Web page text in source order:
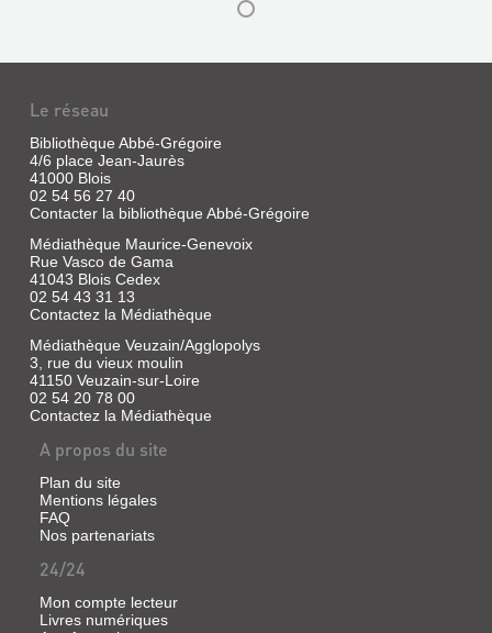
Livre
Lesueur,
|
A.
et
J.
Picard,
1969
Le réseau
Bibliothèque Abbé-Grégoire
4/6 place Jean-Jaurès
41000 Blois
02 54 56 27 40
Contacter la bibliothèque Abbé-Grégoire
Médiathèque Maurice-Genevoix
Rue Vasco de Gama
41043 Blois Cedex
02 54 43 31 13
Contactez la Médiathèque
Médiathèque Veuzain/Agglopolys
3, rue du vieux moulin
41150 Veuzain-sur-Loire
02 54 20 78 00
Contactez la Médiathèque
A propos du site
Plan du site
Mentions légales
FAQ
Nos partenariats
24/24
Mon compte lecteur
Livres numériques